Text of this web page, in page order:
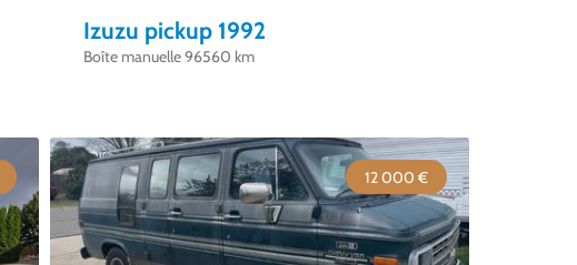
Izuzu pickup 1992
Boîte manuelle 96560 km
12 000 €